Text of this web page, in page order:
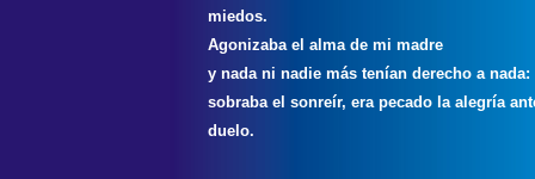
miedos.
Agonizaba el alma de mi madre
y nada ni nadie más tenían derecho a nada:
sobraba el sonreír, era pecado la alegría
duelo.